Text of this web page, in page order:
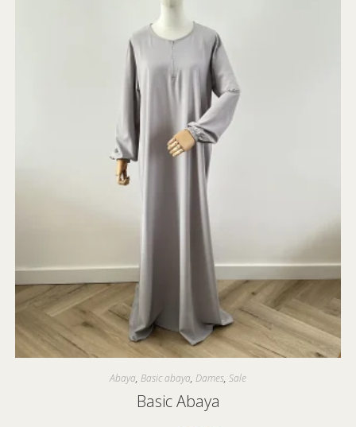
Abaya, Basic abaya, Dames, Sale
Basic Abaya